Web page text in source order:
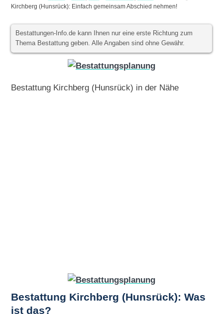
Kirchberg (Hunsrück): Einfach gemeinsam Abschied nehmen!
Bestattungen-Info.de kann Ihnen nur eine erste Richtung zum
Thema Bestattung geben. Alle Angaben sind ohne Gewähr.
Bestattung Kirchberg (Hunsrück) in der Nähe
Bestattung Kirchberg (Hunsrück): Was
ist das?